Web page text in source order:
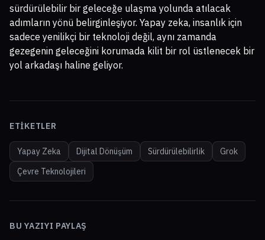
sürdürülebilir bir geleceğe ulaşma yolunda atılacak
adımların yönü belirginleşiyor. Yapay zeka, insanlık için
sadece yenilikçi bir teknoloji değil, aynı zamanda
gezegenin geleceğini korumada kilit bir rol üstlenecek bir
yol arkadaşı haline geliyor.
ETIKETLER
Yapay Zeka Dijital Dönüşüm Sürdürülebilirlik
Grok
Çevre Teknolojileri
BU YAZIYI PAYLAŞ